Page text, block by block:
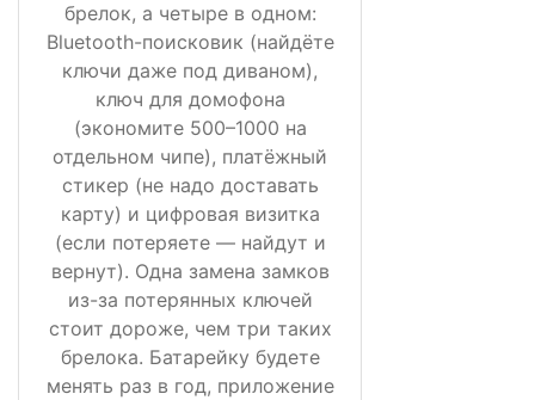
брелок, а четыре в одном:
Bluetooth-поисковик (найдёте
ключи даже под диваном),
ключ для домофона
(экономите 500–1000 на
отдельном чипе), платёжный
стикер (не надо доставать
карту) и цифровая визитка
(если потеряете — найдут и
вернут). Одна замена замков
из-за потерянных ключей
стоит дороже, чем три таких
брелока. Батарейку будете
менять раз в год, приложение